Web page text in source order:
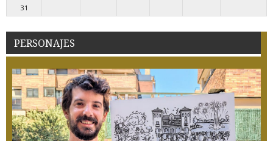
31
PERSONAJES